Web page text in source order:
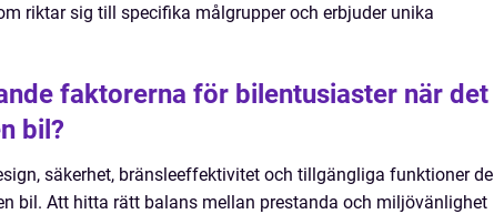
riktar sig till specifika målgrupper och erbjuder unika
faktorerna för bilentusiaster när det
bil?
säkerhet, bränsleeffektivitet och tillgängliga funktioner de
bil. Att hitta rätt balans mellan prestanda och miljövänlighet